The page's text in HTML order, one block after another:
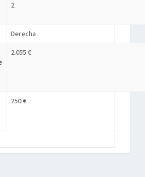
2
Derecha
2.055 €
250 €